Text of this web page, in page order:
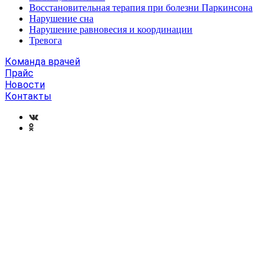
Восстановительная терапия при болезни Паркинсона
Нарушение сна
Нарушение равновесия и координации
Тревога
Команда врачей
Прайс
Новости
Контакты